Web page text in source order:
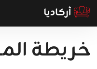
خريطة